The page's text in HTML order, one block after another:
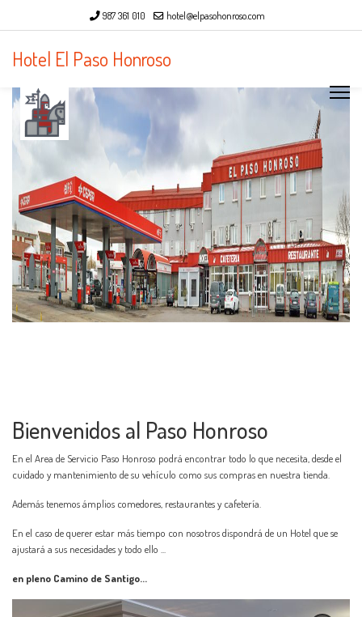
987 361 010 hotel@elpasohonroso.com
Hotel El Paso Honroso
Bienvenidos al Paso Honroso
En el Area de Servicio Paso Honroso podrá encontrar todo lo que necesita, desde el
cuidado y mantenimiento de su vehículo como sus compras en nuestra tienda.
Además tenemos ámplios comedores, restaurantes y cafetería.
En el caso de querer estar más tiempo con nosotros dispondrá de un Hotel que se
ajustará a sus necesidades y todo ello ...
en pleno Camino de Santigo...